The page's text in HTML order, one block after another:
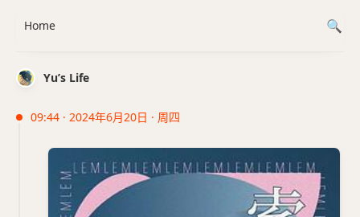
Yu’s Life
09:44 · 2024年6月20日 · 周四
Home